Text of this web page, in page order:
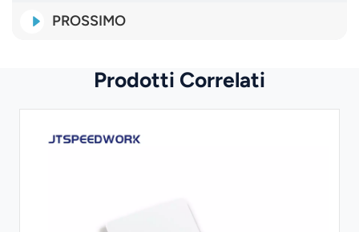
PROSSIMO
Prodotti Correlati